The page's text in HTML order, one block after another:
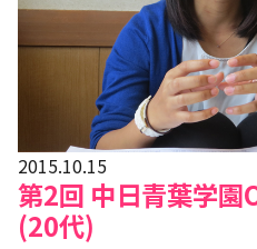
2015.10.15
第2回 中日青葉学園
(20代)